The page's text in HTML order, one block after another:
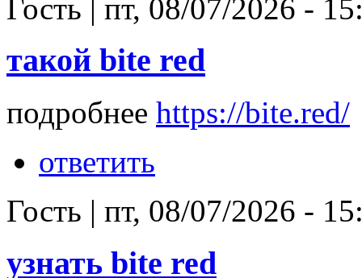
Гость | пт, 08/07/2026 -
такой bite red
подробнее https://bite.red/
ответить
Гость | пт, 08/07/2026 -
узнать bite red